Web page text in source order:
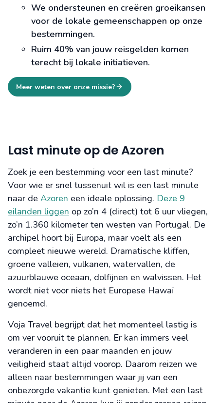
We ondersteunen en creëren groeikansen
voor de lokale gemeenschappen op onze
bestemmingen.
Ruim 40% van jouw reisgelden komen
terecht bij lokale initiatieven.
Meer weten over onze missie?
Last minute op de Azoren
Zoek je een bestemming voor een last minute?
Voor wie er snel tussenuit wil is een last minute
naar de Azoren een ideale oplossing. Deze 9
eilanden liggen op zo’n 4 (direct) tot 6 uur vliegen,
zo’n 1.360 kilometer ten westen van Portugal. De
archipel hoort bij Europa, maar voelt als een
compleet nieuwe wereld. Dramatische kliffen,
groene valleien, vulkanen, watervallen, de
azuurblauwe oceaan, dolfijnen en walvissen. Het
wordt niet voor niets het Europese Hawaï
genoemd.
Voja Travel begrijpt dat het momenteel lastig is
om ver vooruit te plannen. Er kan immers veel
veranderen in een paar maanden en jouw
veiligheid staat altijd voorop. Daarom reizen we
alleen naar bestemmingen waar jij van een
onbezorgde vakantie kunt genieten. Met een last